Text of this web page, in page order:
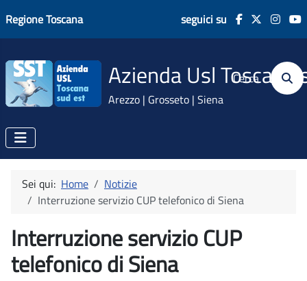
Regione Toscana seguici su
Azienda Usl Toscana
Arezzo | Grosseto | Siena
Cerca
Sei qui: Home
Notizie
Interruzione servizio CUP telefonico di Siena
Interruzione servizio CUP
telefonico di Siena